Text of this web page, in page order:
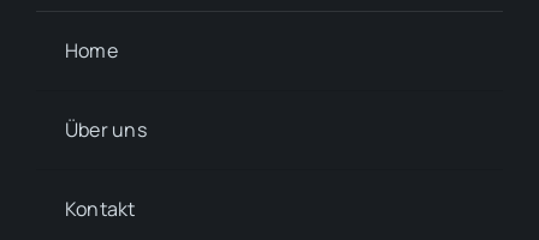
Home
Über uns
Kontakt